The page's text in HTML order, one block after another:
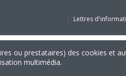
Lettres
ou prestataires) des cookies et
multimédia.